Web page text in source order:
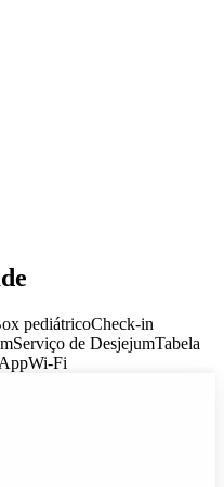
pediátricoCheck-in
Serviço de DesjejumTabela
Wi-Fi